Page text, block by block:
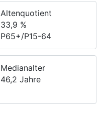
Altenquotient
33,9 %
P65+/P15-64
Medianalter
46,2 Jahre